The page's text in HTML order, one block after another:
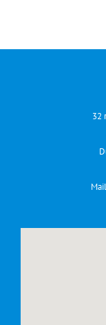
32